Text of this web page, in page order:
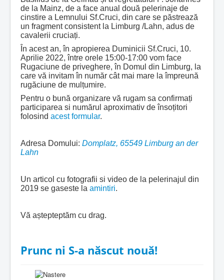
de la Mainz, de a face anual două pelerinaje de
cinstire a Lemnului Sf.Cruci, din care se păstrează
un fragment consistent la Limburg /Lahn, adus de
cavalerii cruciați.
În acest an, în apropierea Duminicii Sf.Cruci, 10.
Aprilie 2022, între orele 15:00-17:00 vom face
Rugaciune de priveghere, în Domul din Limburg, la
care vă invitam în număr cât mai mare la împreună
rugăciune de mulțumire.
Pentru o bună organizare vă rugam sa confirmați
participarea si numărul aproximativ de însoțitori
folosind acest formular.
Adresa Domului: Domplatz, 65549 Limburg an der
Lahn
Un articol cu fotografii si video de la pelerinajul din
2019 se gaseste la amintiri.
Vă aștepteptăm cu drag.
Prunc ni S-a născut nouă!